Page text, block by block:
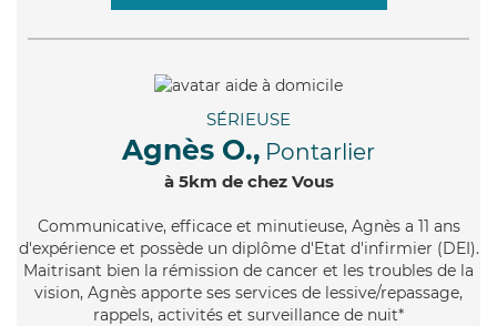
SÉRIEUSE
Agnès O., Pontarlier
à 5km de chez Vous
Communicative, efficace et minutieuse, Agnès a 11 ans
d'expérience et possède un diplôme d'Etat d'infirmier (DEI).
Maitrisant bien la rémission de cancer et les troubles de la
vision, Agnès apporte ses services de lessive/repassage,
rappels, activités et surveillance de nuit*